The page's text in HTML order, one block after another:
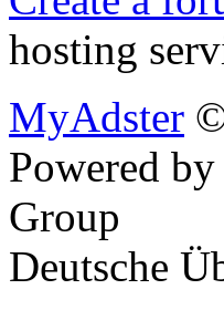
hosting
MyAdster
Powered by
Group
Deutsche